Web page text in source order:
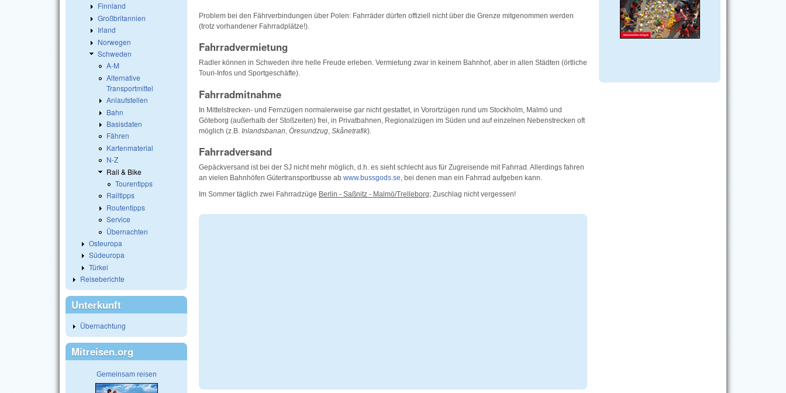
Problem bei den Fährverbindungen über Polen: Fahrräder dürfen offiziell nicht über die Grenze mitgenommen werden
(trotz vorhandener Fahrradplätze!).
Fahrradvermietung
Radler können in Schweden ihre helle Freude erleben. Vermietung zwar in keinem Bahnhof, aber in allen Städten (örtliche
Touri-Infos und Sportgeschäfte).
Fahrradmitnahme
In Mittelstrecken- und Fernzügen normalerweise gar nicht gestattet, in Vorortzügen rund um Stockholm, Malmö und
Göteborg (außerhalb der Stoßzeiten) frei, in Privatbahnen, Regionalzügen im Süden und auf einzelnen Nebenstrecken oft
möglich (z.B. Inlandsbanan Öresundzug Skånetrafik).
Fahrradversand
Gepäckversand ist bei der SJ nicht mehr möglich, d.h. es sieht schlecht aus für Zugreisende mit Fahrrad. Allerdings fahren
an vielen Bahnhöfen Gütertransportbusse ab www.bussgods.se, bei denen man ein Fahrrad aufgeben kann.
Im Sommer täglich zwei Fahrradzüge Berlin - Saßnitz - Malmö/Trelleborg; Zuschlag nicht vergessen!
Finnland
Großbritannien
Irland
Norwegen
Schweden
A-M
Alternative
Transportmittel
Anlaufstellen
Bahn
Basisdaten
Fähren
Kartenmaterial
N-Z
Rail & Bike
Tourentipps
Railtipps
Routentipps
Service
Übernachten
Osteuropa
Südeuropa
Türkei
Reiseberichte
Unterkunft
Übernachtung
Mitreisen.org
Gemeinsam reisen